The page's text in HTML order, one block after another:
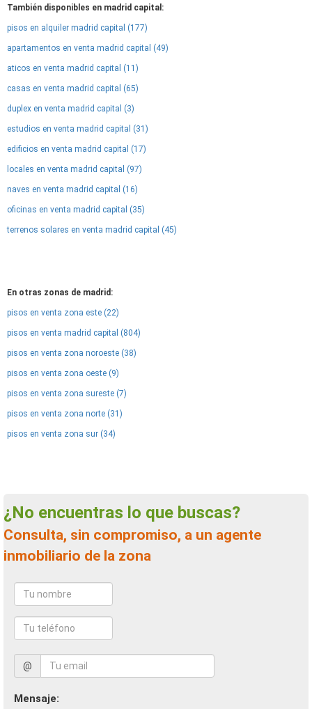
También disponibles en madrid capital:
pisos en alquiler madrid capital (177)
apartamentos en venta madrid capital (49)
aticos en venta madrid capital (11)
casas en venta madrid capital (65)
duplex en venta madrid capital (3)
estudios en venta madrid capital (31)
edificios en venta madrid capital (17)
locales en venta madrid capital (97)
naves en venta madrid capital (16)
oficinas en venta madrid capital (35)
terrenos solares en venta madrid capital (45)
En otras zonas de madrid:
pisos en venta zona este (22)
pisos en venta madrid capital (804)
pisos en venta zona noroeste (38)
pisos en venta zona oeste (9)
pisos en venta zona sureste (7)
pisos en venta zona norte (31)
pisos en venta zona sur (34)
¿No encuentras lo que buscas?
Consulta, sin compromiso, a un agente
inmobiliario de la zona
@
Mensaje: